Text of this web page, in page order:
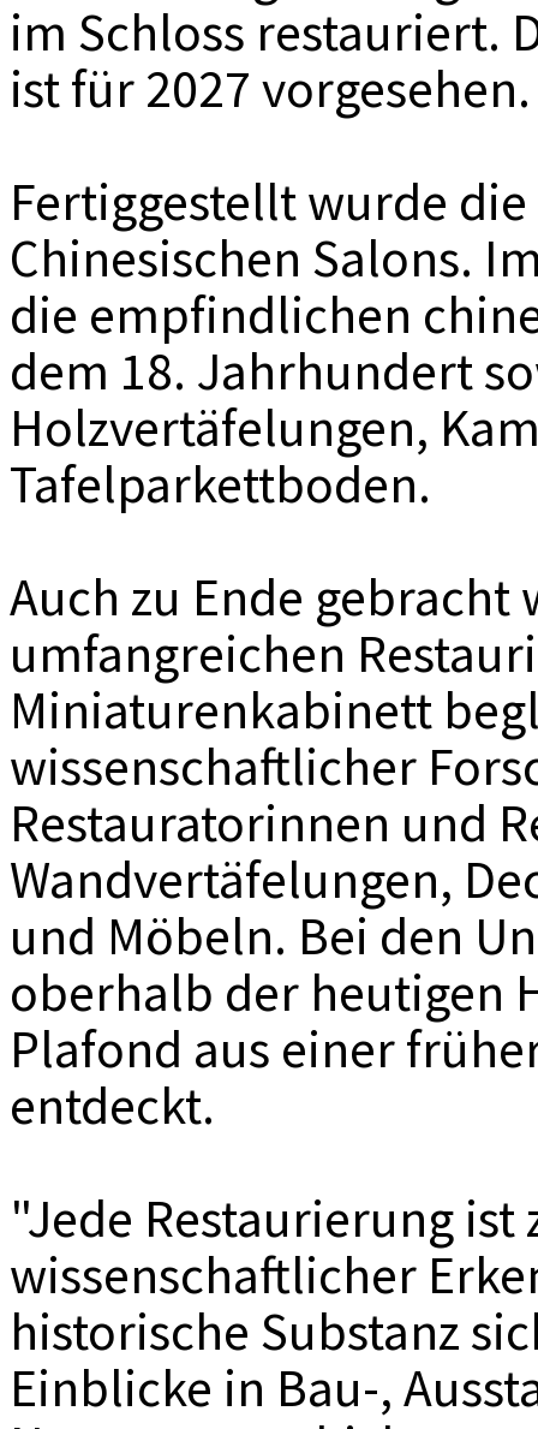
im Schloss restauriert.
ist für 2027 vorgesehen.
Fertiggestellt wurde
Chinesischen Salons.
die empfindlichen
dem 18. Jahrhundert
Holzvertäfelungen,
Tafelparkettboden.
Auch zu Ende gebracht
umfangreichen
Miniaturenkabinett
wissenschaftlicher
Restauratorinnen und
Wandvertäfelungen,
und Möbeln. Bei den
oberhalb der heutigen
Plafond aus einer
entdeckt.
"Jede Restaurierung ist
wissenschaftlicher
historische Substanz
Einblicke in Bau-,